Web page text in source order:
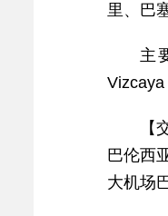
里、巴
主
巴伦西
大机场